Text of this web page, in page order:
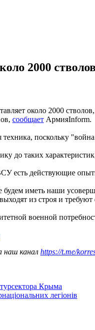
2000
около 2000
сообщает АрмияInform.
поскольку
до таких
есть действующие
иметь наши
из строя и требуют
военной
наш канал https://t.me/
Крыма
легіонів